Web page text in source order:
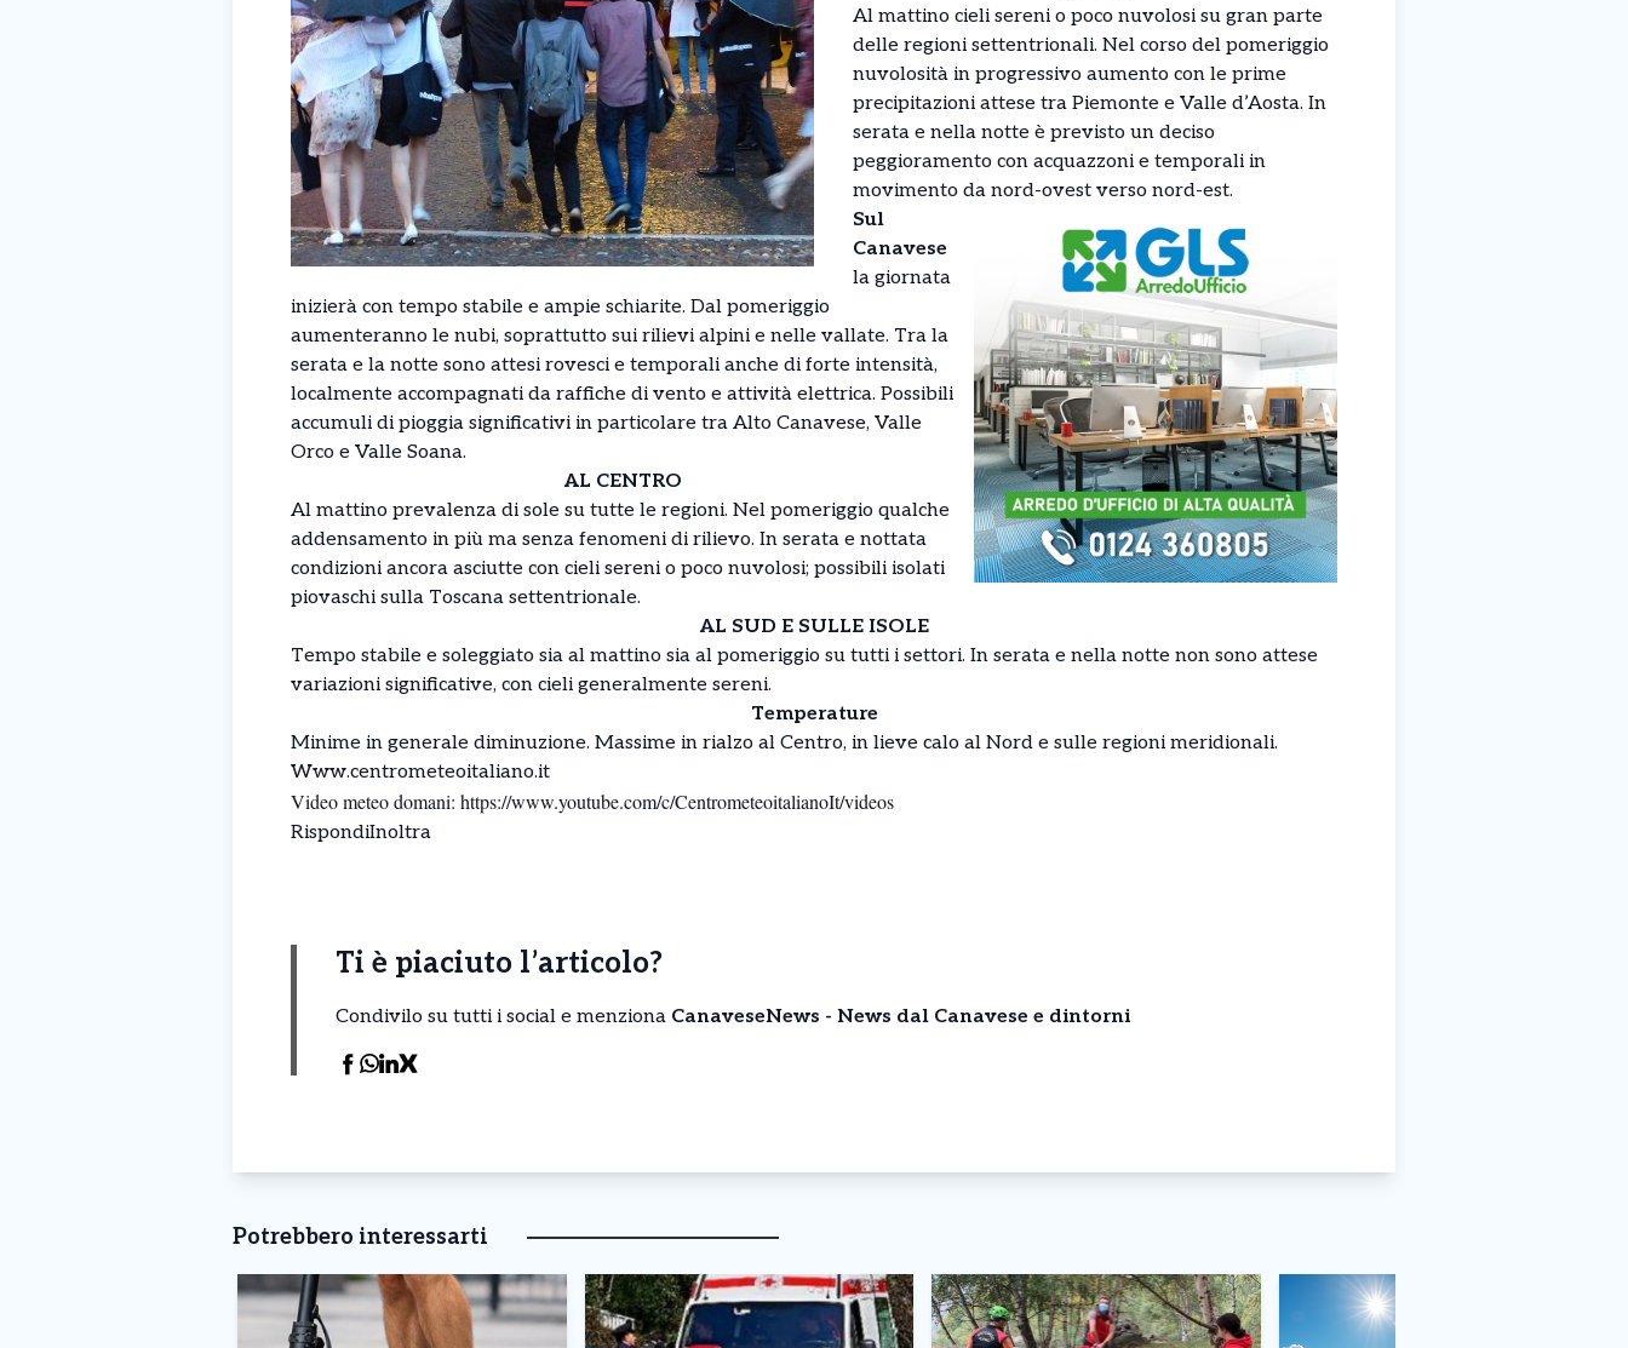
Al mattino cieli sereni o poco nuvolosi su gran parte
delle regioni settentrionali. Nel corso del pomeriggio
nuvolosità in progressivo aumento con le prime
precipitazioni attese tra Piemonte e Valle d’Aosta. In
serata e nella notte è previsto un deciso
peggioramento con acquazzoni e temporali in
movimento da nord-ovest verso nord-est.
Sul
Canavese
la giornata
inizierà con tempo stabile e ampie schiarite. Dal pomeriggio
aumenteranno le nubi, soprattutto sui rilievi alpini e nelle vallate. Tra la
serata e la notte sono attesi rovesci e temporali anche di forte intensità,
localmente accompagnati da raffiche di vento e attività elettrica. Possibili
accumuli di pioggia significativi in particolare tra Alto Canavese, Valle
Orco e Valle Soana.
AL CENTRO
Al mattino prevalenza di sole su tutte le regioni. Nel pomeriggio qualche
addensamento in più ma senza fenomeni di rilievo. In serata e nottata
condizioni ancora asciutte con cieli sereni o poco nuvolosi; possibili isolati
piovaschi sulla Toscana settentrionale.
AL SUD E SULLE ISOLE
Tempo stabile e soleggiato sia al mattino sia al pomeriggio su tutti i settori. In serata e nella notte non sono attese
variazioni significative, con cieli generalmente sereni.
Temperature
Minime in generale diminuzione. Massime in rialzo al Centro, in lieve calo al Nord e sulle regioni meridionali.
Www.centrometeoitaliano.it
Video meteo domani: https://www.youtube.com/c/CentrometeoitalianoIt/videos
RispondiInoltra
Ti è piaciuto l’articolo?
Condivilo su tutti i social e menziona CanaveseNews - News dal Canavese e dintorni
Potrebbero interessarti